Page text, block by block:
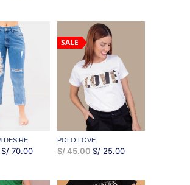
70.00.
ACTUAL
ORIGINAL
ERA:
S/ 89.00.
ACTUAL
DESIRE
EL
ORIGINAL
S/70.00EL
ACTUAL
SALE
POLO LOVE
S/45.00 EL
ORIGINAL
S/ 25.00EL
ACTUAL